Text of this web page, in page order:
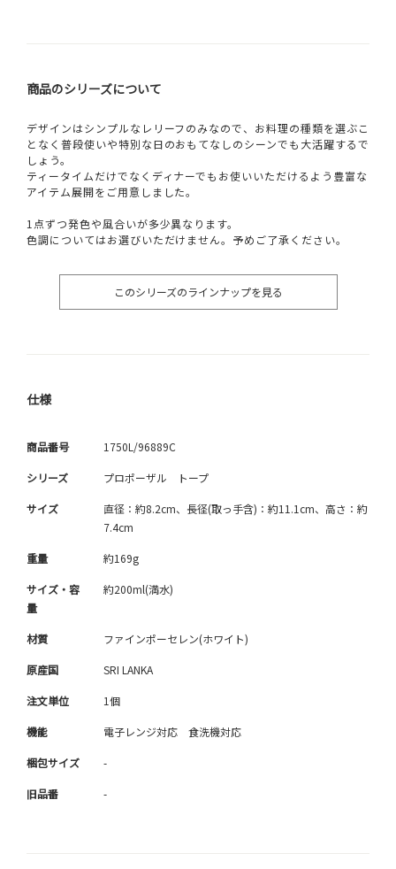
商品のシリーズについて
デザインはシンプルなレリーフのみなので、お料理の種類を選ぶこ
となく普段使いや特別な日のおもてなしのシーンでも大活躍するで
しょう。
ティータイムだけでなくディナーでもお使いいただけるよう豊富な
アイテム展開をご用意しました。
1点ずつ発色や風合いが多少異なります。
色調についてはお選びいただけません。予めご了承ください。
このシリーズのラインナップを見る
仕様
商品番号 1750L/96889C
シリーズ プロポーザル トープ
サイズ
直径：約8.2cm、長径(取っ手含)：約11.1cm、高さ：約
7.4cm
重量 約169g
サイズ・容
量
約200ml(満水)
材質 ファインポーセレン(ホワイト)
原産国 SRI LANKA
注文単位 1個
機能 電子レンジ対応 食洗機対応
梱包サイズ -
旧品番 -